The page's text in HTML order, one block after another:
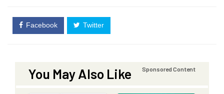
Facebook Twitter